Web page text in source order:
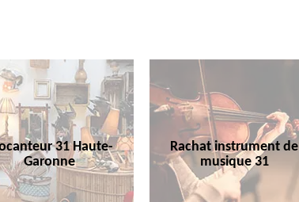
31 Haute-
Garonne
Rachat instrument de
musique 31